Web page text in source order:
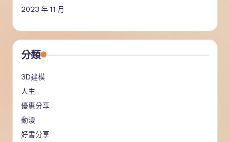
2023 年 11 月
分類
3D建模
人生
優惠分享
動漫
好書分享